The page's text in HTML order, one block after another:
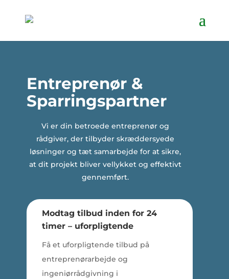
Entreprenør &
Sparringspartner
Vi er din betroede entreprenør og
rådgiver, der tilbyder skræddersyede
løsninger og tæt samarbejde for at sikre,
at dit projekt bliver vellykket og effektivt
gennemført.
Modtag tilbud inden for 24
timer – uforpligtende
Få et uforpligtende tilbud på
entreprenørarbejde og
ingeniørrådgivning i